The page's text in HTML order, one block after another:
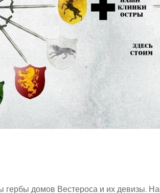
гербы домов Вестероса и их девизы.